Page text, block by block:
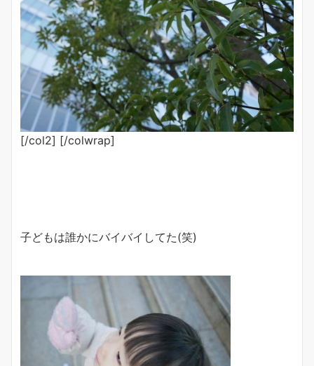
[/col2] [/colwrap]
子どもは誰かにバイバイしてた(笑)